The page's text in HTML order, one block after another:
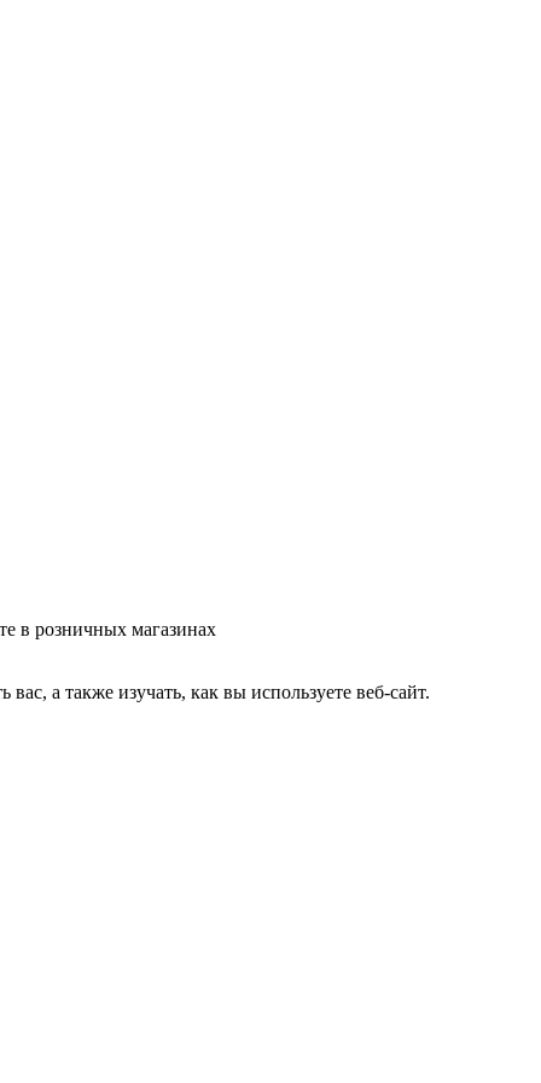
в розничных магазинах
а также изучать, как вы используете веб-сайт.